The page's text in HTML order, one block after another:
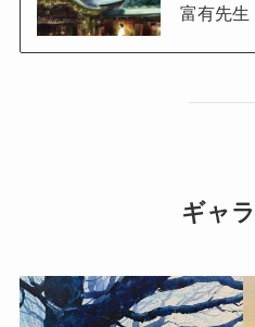
富有先生
ギャ